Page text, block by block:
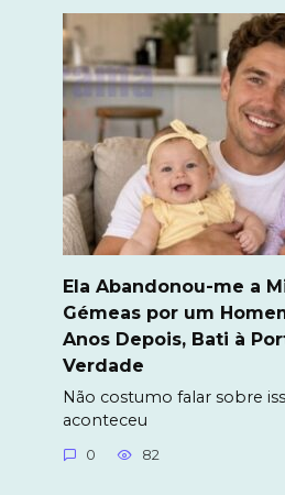
Ela Abandonou-me a
Gémeas por um
Anos Depois, Bati à
Verdade
Não costumo falar sobre
aconteceu
0 82